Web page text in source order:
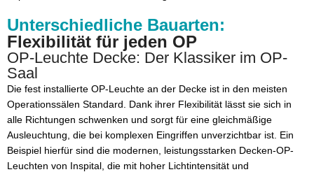
Unterschiedliche Bauarten:
Flexibilität für jeden OP
OP-Leuchte Decke: Der Klassiker im OP-
Saal
Die fest installierte OP-Leuchte an der Decke ist in den meisten
Operationssälen Standard. Dank ihrer Flexibilität lässt sie sich in
alle Richtungen schwenken und sorgt für eine gleichmäßige
Ausleuchtung, die bei komplexen Eingriffen unverzichtbar ist. Ein
Beispiel hierfür sind die modernen, leistungsstarken Decken-OP-
Leuchten von Inspital, die mit hoher Lichtintensität und